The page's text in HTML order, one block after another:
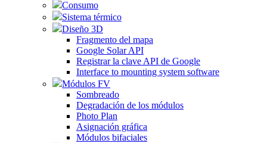
Consumo
Sistema térmico
Diseño 3D
Fragmento del mapa
Google Solar API
Registrar la clave API de Google
Interface to mounting system software
Módulos FV
Sombreado
Degradación de los módulos
Photo Plan
Asignación gráfica
Módulos bifaciales